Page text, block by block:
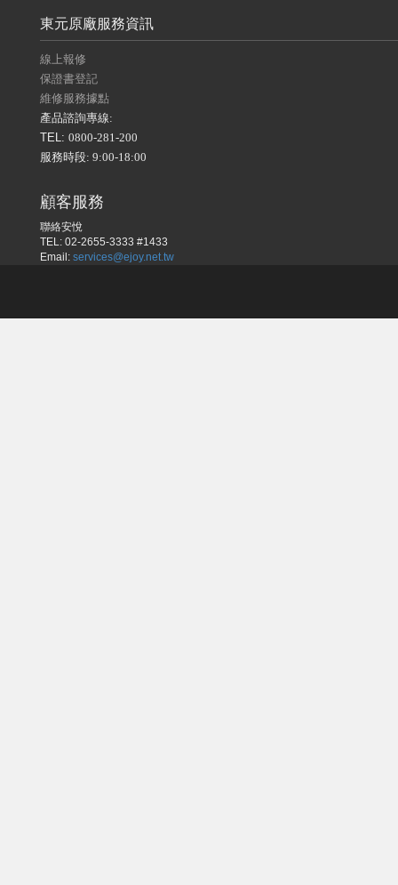
東元原廠服務資訊
線上報修
保證書登記
維修服務據點
產品諮詢專線:
TEL: 0800-281-200
服務時段: 9:00-18:00
顧客服務
聯絡安悅
TEL: 02-2655-3333 #1433
Email: services@ejoy.net.tw